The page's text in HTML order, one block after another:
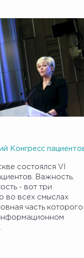
Конгресс
состоялся VI
Важность,
- вот три
во всех смыслах
часть которого